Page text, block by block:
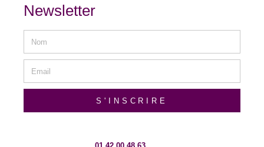
Newsletter
S'INSCRIRE